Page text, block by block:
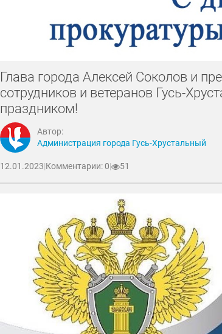
Глава города Алексей Соколов и
сотрудников и ветеранов Гусь-
праздником!
Автор:
Администрация города Гусь-Хрустальный
12.01.2023|Комментарии: 0| 51